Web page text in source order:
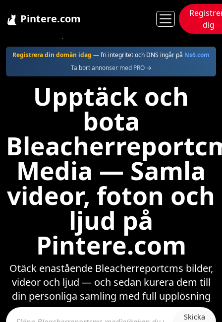
Pintere.com
dig
Registrera din domän idag — fri integritet och DNS ingår på Ns6.com
Ta bort annonser med PRO →
Upptäck och
bota
Media — Samla
videor, foton och
ljud på
Pintere.com
Otäck enastående Bleacherreportcms bilder,
videor och ljud — och sedan kurera dem till
din personliga samling med full upplösning
Skicka